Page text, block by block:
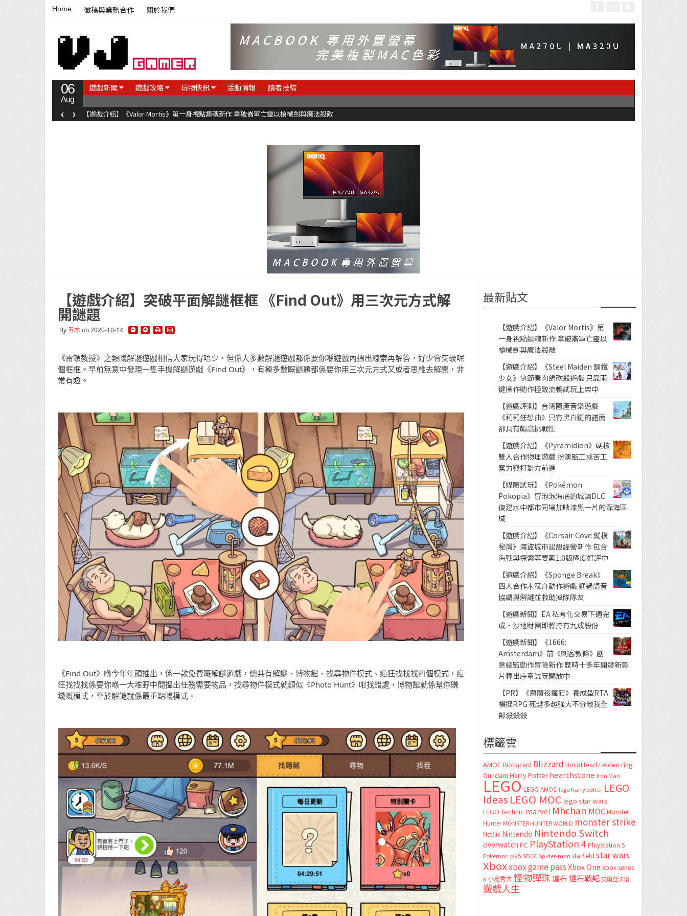
Home 徵稿與業務合作 關於我們
06
Aug
遊戲新聞 遊戲攻略 玩物快訊 活動情報 讀者投稿
【遊戲介紹】《Valor Mortis》第一身視點類魂新作 拿破崙軍亡靈以槍械劍與魔法殺敵
‹ ›
【遊戲介紹】突破平面解謎框框 《Find Out》用三次元方式解
開謎題
By五木on 2020-10-14
《雷頓教授》之類嘅解謎遊戲相信大家玩得唔少，但係大多數解謎遊戲都係要你喺遊戲內搵出線索再解答，好少會突破呢
個框框。早前無意中發現一隻手機解謎遊戲《Find Out》，有極多數嘅謎題都係要你用三次元方式又或者思維去解開，非
常有趣。
《Find Out》喺今年年頭推出，係一款免費嘅解謎遊戲，總共有解謎、博物館、找尋物件模式、瘋狂找找找四個模式，瘋
狂找找找係要你喺一大堆野中間搵出任務需要物品，找尋物件模式就類似《Photo Hunt》咁找錯處，博物館就係幫你賺
錢嘅模式，至於解謎就係最重點嘅模式。
最新貼文
【遊戲介紹】《Valor Mortis》第
一身視點類魂新作 拿破崙軍亡靈以
槍械劍與魔法殺敵
【遊戲介紹】《Steel Maiden 鋼鐵
少女》快節奏肉鴿砍殺遊戲 只靠兩
鍵操作動作極致流暢試玩上架中
【遊戲評測】台灣國產音樂遊戲
《莉莉狂想曲》只有黑白鍵的譜面
卻具有頗高挑戰性
【遊戲介紹】《Pyramidion》硬核
雙人合作物理遊戲 扮演監工或苦工
奮力鞭打對方前進
【媒體試玩】《Pokémon
Pokopia》冒泡泡海底的城鎮DLC
復建水中都市同場加映漆黑一片的深海區
域
【遊戲介紹】《Corsair Cove 縱橫
秘灣》海盜城市建設經營新作 包含
海戰與探索等要素1.0版極度好評中
【遊戲介紹】《Sponge Break》
四人合作木筏舟動作遊戲 通過語音
協調與解謎並救助掉隊隊友
【遊戲新聞】EA 私有化交易下週完
成・沙地財團即將持有九成股份
【遊戲新聞】《1666:
Amsterdam》前《刺客教條》創
意總監動作冒險新作 歷時十多年開發新影
片釋出序章試玩開放中
【PR】《惡魔夜瘋狂》養成型RTA
模擬RPG 死越多越強大不分敵我全
部殺殺殺
標籤雲
AMOC Biohazard Blizzard BrickHeadz elden ring
Gundam Harry Potter hearthstone Iron Man
LEGO LEGO AMOC lego harry potter LEGO
Ideas LEGO MOC lego star wars
LEGO Technic marvel Mhchan MOC Monster
Hunter MONSTER HUNTER WORLD monster strike
Netflix Nintendo Nintendo Switch
overwatch PC PlayStation 4 PlayStation 5
Pokemon ps5 SDCC Spider-man starfield star wars
Xboxxbox game passXbox One xbox series
x 小島秀夫怪物彈珠 爐石 爐石戰記艾爾登法環
遊戲人生